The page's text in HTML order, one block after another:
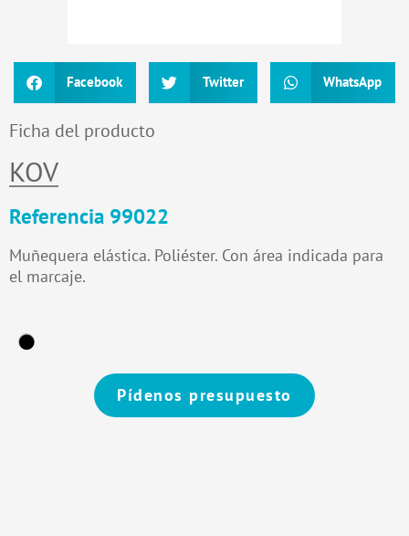
Facebook Twitter WhatsApp
Ficha del producto
KOV
Referencia 99022
Muñequera elástica. Poliéster. Con área indicada para
el marcaje.
Pídenos presupuesto